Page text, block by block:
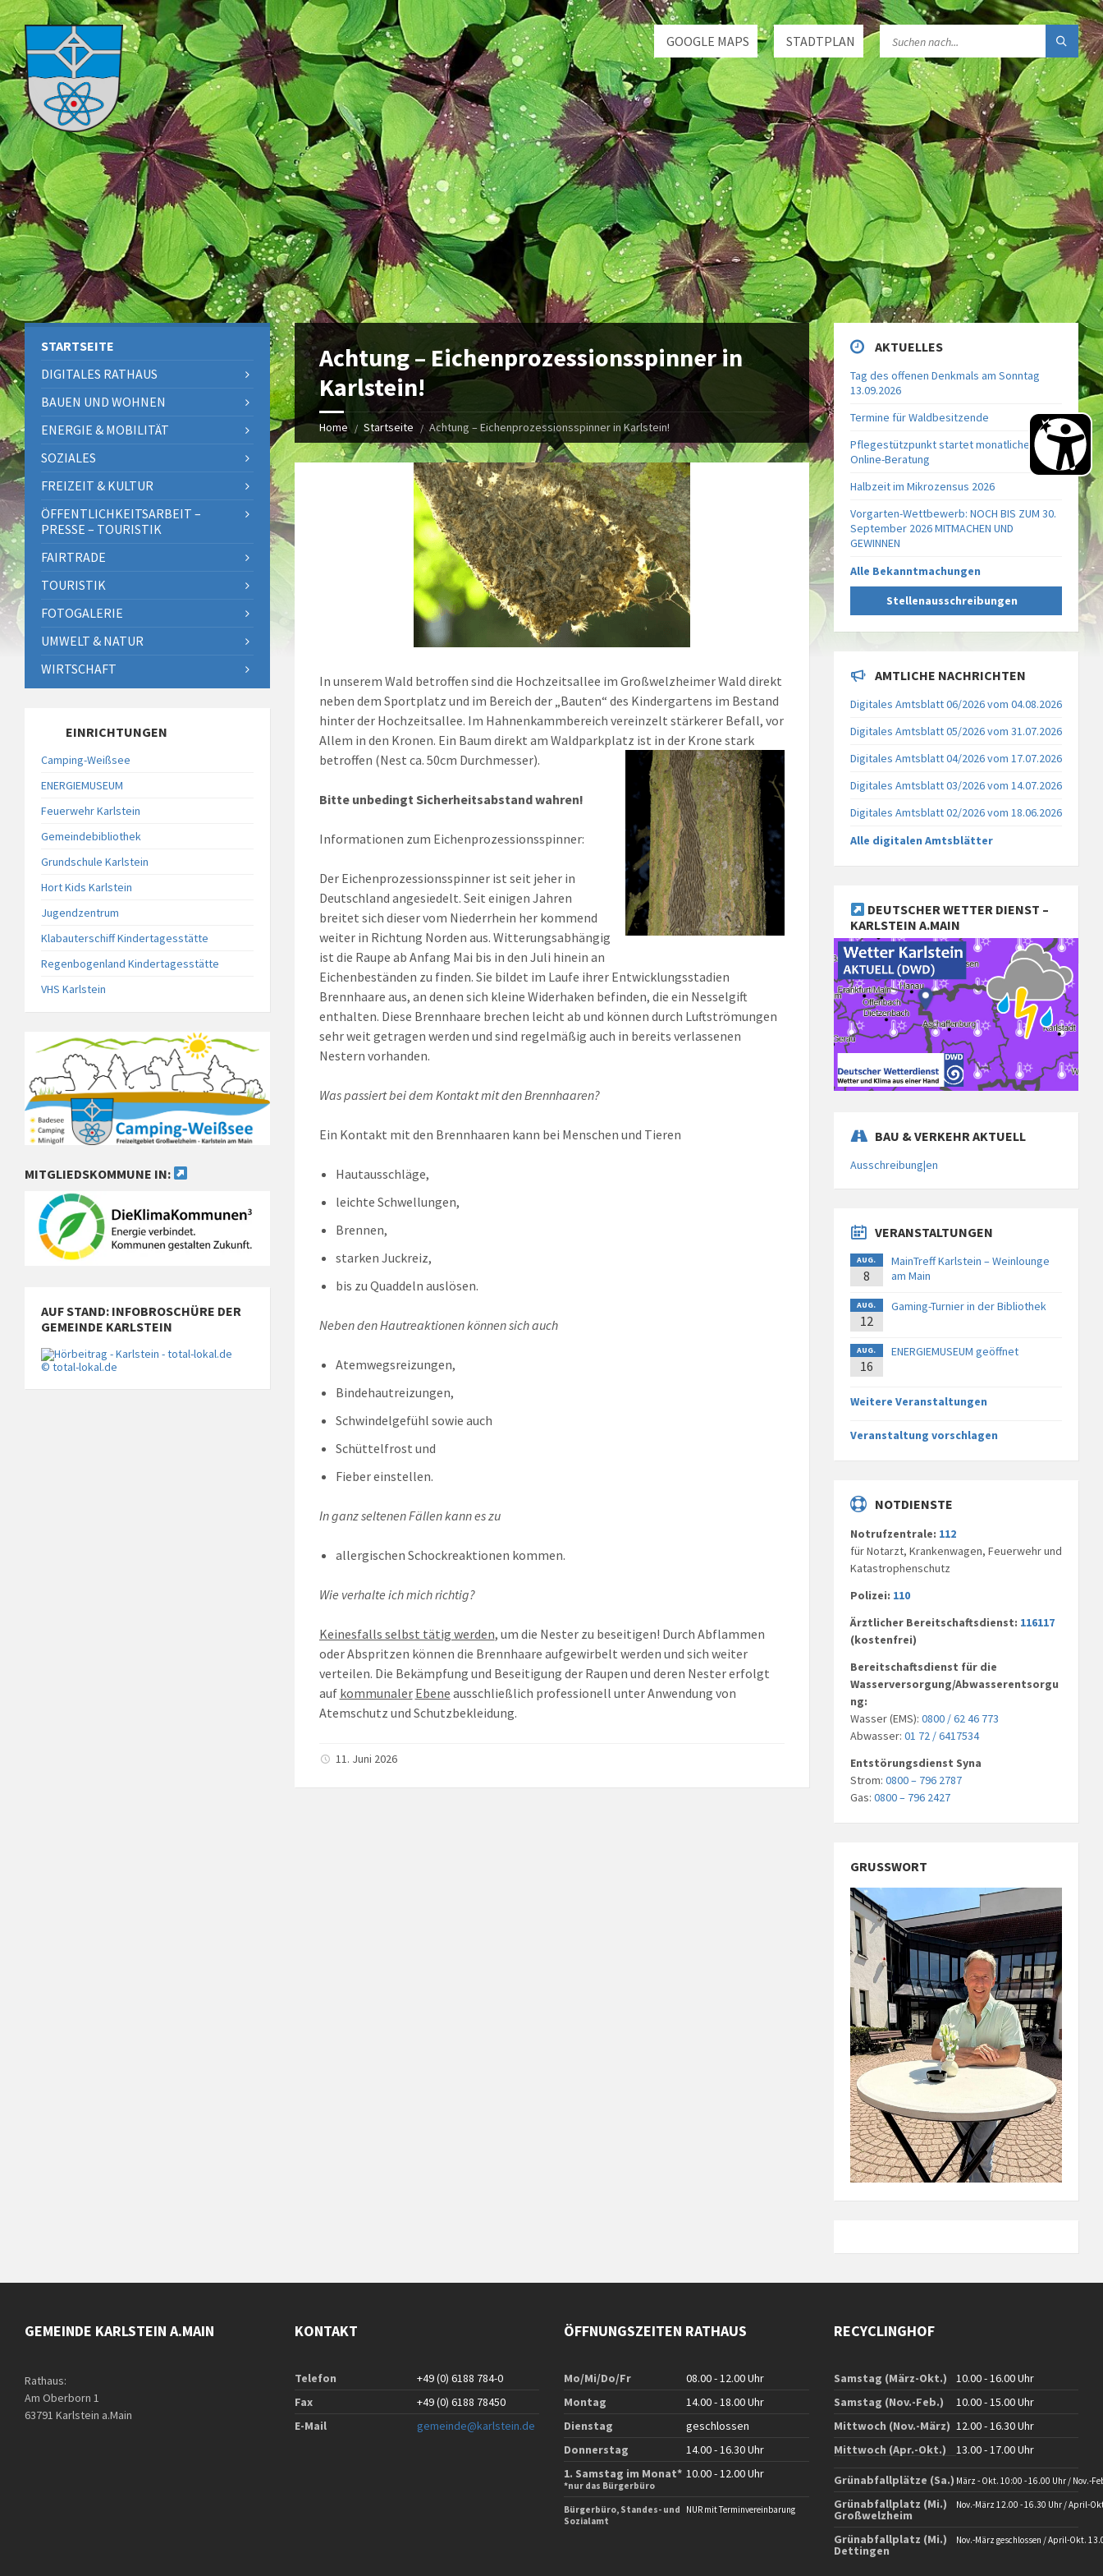
STADTPLAN
GOOGLE MAPS
Achtung – Eichenprozessionsspinner in
Karlstein!
Home Startseite Achtung – Eichenprozessionsspinner in Karlstein!
In unserem Wald betroffen sind die Hochzeitsallee im Großwelzheimer Wald direkt
neben dem Sportplatz und im Bereich der „Bauten“ des Kindergartens im Bestand
hinter der Hochzeitsallee. Im Hahnenkammbereich vereinzelt stärkerer Befall, vor
Allem in den Kronen. Ein Baum direkt am Waldparkplatz ist in der Krone stark
betroffen (Nest ca. 50cm Durchmesser).
Bitte unbedingt Sicherheitsabstand wahren!
Informationen zum Eichenprozessionsspinner:
Der Eichenprozessionsspinner ist seit jeher in
Deutschland angesiedelt. Seit einigen Jahren
breitet sich dieser vom Niederrhein her kommend
weiter in Richtung Norden aus. Witterungsabhängig
ist die Raupe ab Anfang Mai bis in den Juli hinein an
Eichenbeständen zu finden. Sie bildet im Laufe ihrer Entwicklungsstadien
Brennhaare aus, an denen sich kleine Widerhaken befinden, die ein Nesselgift
enthalten. Diese Brennhaare brechen leicht ab und können durch Luftströmungen
sehr weit getragen werden und sind regelmäßig auch in bereits verlassenen
Nestern vorhanden.
Was passiert bei dem Kontakt mit den Brennhaaren?
Ein Kontakt mit den Brennhaaren kann bei Menschen und Tieren
Hautausschläge,
leichte Schwellungen,
Brennen,
starken Juckreiz,
bis zu Quaddeln auslösen.
Neben den Hautreaktionen können sich auch
Atemwegsreizungen,
Bindehautreizungen,
Schwindelgefühl sowie auch
Schüttelfrost und
Fieber einstellen.
In ganz seltenen Fällen kann es zu
allergischen Schockreaktionen kommen.
Wie verhalte ich mich richtig?
Keinesfalls selbst tätig werden, um die Nester zu beseitigen! Durch Abflammen
oder Abspritzen können die Brennhaare aufgewirbelt werden und sich weiter
verteilen. Die Bekämpfung und Beseitigung der Raupen und deren Nester erfolgt
auf kommunaler Ebene ausschließlich professionell unter Anwendung von
Atemschutz und Schutzbekleidung.
11. Juni 2026
STARTSEITE
DIGITALES RATHAUS
BAUEN UND WOHNEN
ENERGIE & MOBILITÄT
SOZIALES
FREIZEIT & KULTUR
ÖFFENTLICHKEITSARBEIT –
PRESSE – TOURISTIK
FAIRTRADE
TOURISTIK
FOTOGALERIE
UMWELT & NATUR
WIRTSCHAFT
EINRICHTUNGEN
Camping-Weißsee
ENERGIEMUSEUM
Feuerwehr Karlstein
Gemeindebibliothek
Grundschule Karlstein
Hort Kids Karlstein
Jugendzentrum
Klabauterschiff Kindertagesstätte
Regenbogenland Kindertagesstätte
VHS Karlstein
MITGLIEDSKOMMUNE IN:
AUF STAND: INFOBROSCHÜRE DER
GEMEINDE KARLSTEIN
© total-lokal.de
AKTUELLES
Tag des offenen Denkmals am Sonntag
13.09.2026
Termine für Waldbesitzende
Pflegestützpunkt startet monatliche
Online-Beratung
Halbzeit im Mikrozensus 2026
Vorgarten-Wettbewerb: NOCH BIS ZUM 30.
September 2026 MITMACHEN UND
GEWINNEN
Alle Bekanntmachungen
Stellenausschreibungen
AMTLICHE NACHRICHTEN
Digitales Amtsblatt 06/2026 vom 04.08.2026
Digitales Amtsblatt 05/2026 vom 31.07.2026
Digitales Amtsblatt 04/2026 vom 17.07.2026
Digitales Amtsblatt 03/2026 vom 14.07.2026
Digitales Amtsblatt 02/2026 vom 18.06.2026
Alle digitalen Amtsblätter
DEUTSCHER WETTER DIENST –
KARLSTEIN A.MAIN
BAU & VERKEHR AKTUELL
Ausschreibung|en
VERANSTALTUNGEN
AUG.
8
MainTreff Karlstein – Weinlounge
am Main
AUG.
12
Gaming-Turnier in der Bibliothek
AUG.
16
ENERGIEMUSEUM geöffnet
Weitere Veranstaltungen
Veranstaltung vorschlagen
NOTDIENSTE
Notrufzentrale: 112
für Notarzt, Krankenwagen, Feuerwehr und
Katastrophenschutz
Polizei: 110
Ärztlicher Bereitschaftsdienst: 116117
(kostenfrei)
Bereitschaftsdienst für die
Wasserversorgung/Abwasserentsorgu
ng:
Wasser (EMS): 0800 / 62 46 773
Abwasser: 01 72 / 6417534
Entstörungsdienst Syna
Strom: 0800 – 796 2787
Gas: 0800 – 796 2427
GRUSSWORT
GEMEINDE KARLSTEIN A.MAIN
Rathaus:
Am Oberborn 1
63791 Karlstein a.Main
KONTAKT
Telefon
+49 (0) 6188 784-0
Fax
+49 (0) 6188 78450
E-Mail
gemeinde@karlstein.de
ÖFFNUNGSZEITEN RATHAUS
Mo/Mi/Do/Fr
08.00 - 12.00 Uhr
Montag
14.00 - 18.00 Uhr
Dienstag
geschlossen
Donnerstag
14.00 - 16.30 Uhr
1. Samstag im Monat*
*nur das Bürgerbüro
10.00 - 12.00 Uhr
Bürgerbüro, Standes- und
Sozialamt
NUR mit Terminvereinbarung
RECYCLINGHOF
Samstag (März-Okt.)
10.00 - 16.00 Uhr
Samstag (Nov.-Feb.)
10.00 - 15.00 Uhr
Mittwoch (Nov.-März) 12.00 - 16.30 Uhr
Mittwoch (Apr.-Okt.)
13.00 - 17.00 Uhr
Grünabfallplätze (Sa.) März - Okt. 10:00 - 16.00 Uhr / Nov.-
Grünabfallplatz (Mi.)
Großwelzheim
Nov.-März 12.00 - 16.30 Uhr / April-
Grünabfallplatz (Mi.)
Dettingen
Nov.-März geschlossen / April-Okt.